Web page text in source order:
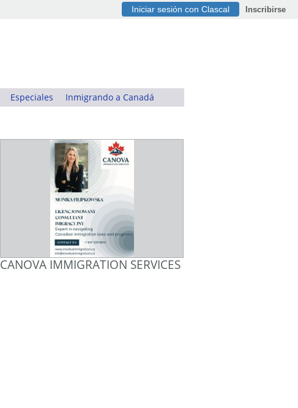
Iniciar sesión con Clascal Inscribirse
Especiales Inmigrando a Canadá
CANOVA IMMIGRATION SERVICES